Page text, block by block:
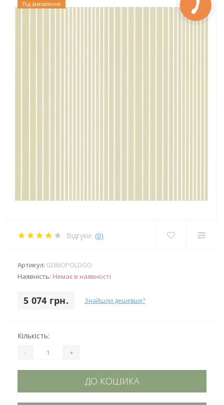
Під замовлення
Відгуки: (0)
Артикул: 0286OPOLDGO
Наявність: Немає в наявності
5 074 грн. Знайшли дешевше?
Кількість:
- +
ДО КОШИКА